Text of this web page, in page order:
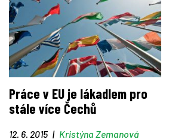
Práce v EU je lákadlem pro
stále více Čechů
12. 6. 2015 | Kristýna Zemanová